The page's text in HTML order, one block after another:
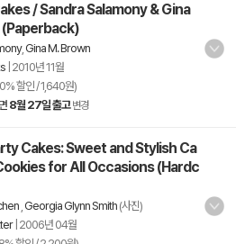
/ Sandra Salamony & Gina
(Paperback)
, Gina M. Brown
2010년 11월
할인 / 1,640원)
8월 27일 출고 변경
Cakes: Sweet and Stylish Ca
for All Occasions (Hardc
Georgia Glynn Smith (사진)
| 2006년 04월